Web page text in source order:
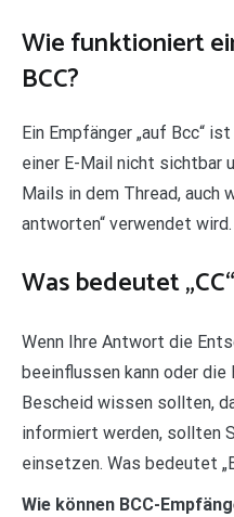
Wie funktioniert
BCC?
Ein Empfänger „auf Bcc“
einer E-Mail nicht sichtbar
Mails in dem Thread, auch
antworten“ verwendet
Was bedeutet
Wenn Ihre Antwort die
beeinflussen kann oder
Bescheid wissen sollten,
informiert werden, sollten
einsetzen. Was bedeutet
Wie können BCC-